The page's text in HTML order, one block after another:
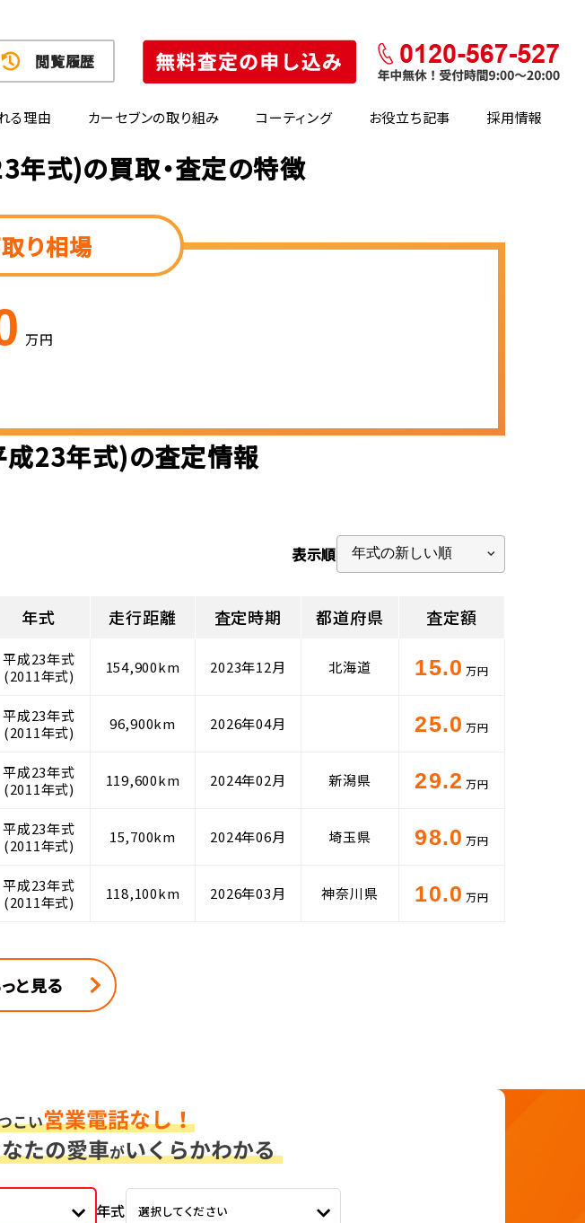
る理由 カーセブンの取り組み コーティング お役立ち記事 採用情報
閲覧履歴
年式)の買取・査定の特徴
り相場
万円
23年式)の査定情報
表示順
年式 走行距離 査定時期 都道府県 査定額
平成23年式
(2011年式)
154,900km 2023年12月 北海道 15.0 万円
平成23年式
(2011年式)
96,900km 2026年04月 25.0 万円
平成23年式
(2011年式)
119,600km 2024年02月 新潟県 29.2 万円
平成23年式
(2011年式)
15,700km 2024年06月 埼玉県 98.0 万円
平成23年式
(2011年式)
118,100km 2026年03月 神奈川県 10.0 万円
と見る
年式 選択してください